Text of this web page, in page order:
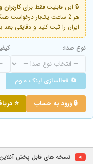
🔒 این قابلیت فقط برای کاربران
ایران را ثبت کنید و دقایقی
نوع صدا:
🔄 فعالسازی لینک سوم
🔒 ورود به حساب ⭐
نسخه های قابل پخش آنلاین